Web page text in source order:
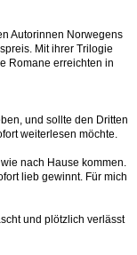
Autorinnen Norwegens
Mit ihrer Trilogie
Romane erreichten in
und sollte den Dritten
weiterlesen möchte.
nach Hause kommen.
lieb gewinnt. Für mich
und plötzlich verlässt